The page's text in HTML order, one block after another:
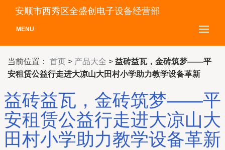
安顺市西秀区全盛创电子设备经营部
MENU
当前位置： 首页 > 产品大全 > 益砖益瓦，金砖筑梦——平
安租赁公益行走进大凉山大田村小学助力教学设备革新
益砖益瓦，金砖筑梦——平
安租赁公益行走进大凉山大
田村小学助力教学设备革新